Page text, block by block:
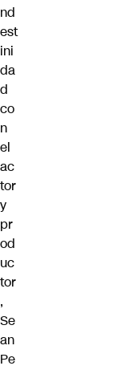
nd
est
ini
da
d
co
n
el
ac
tor
y
pr
od
uc
tor
,
Se
an
Pe